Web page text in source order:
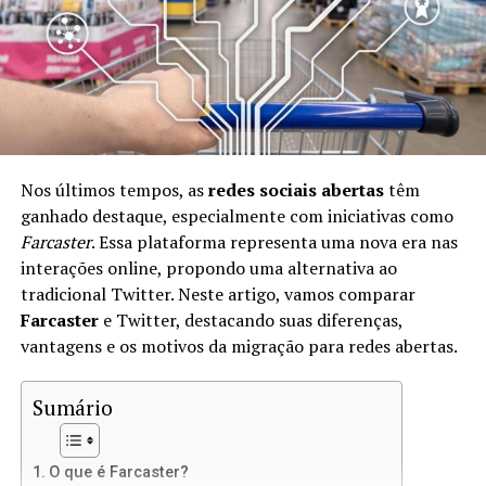
Com o Lens Protocol, você pode manter o controle
total sobre suas informações e interações. Isso significa
que você é o único proprietário de sua identidade digital
e pode usá-la em diferentes plataformas sem perder
dados ou seguidores.
Benefícios de Usar o Lens Protocol
Existem muitos benefícios em adotar o Lens Protocol,
incluindo:
Controle de Dados:
Você mantém seus dados
pessoais e históricos de interações.
diversas plataformas que suportam o Lens
Protocol.
Monetização:Crie conteúdo e receba
Nos últimos tempos, asredes sociais abertastêm
ganhado destaque, especialmente com iniciativas como
Farcaster. Essa plataforma representa uma nova era nas
interações online, propondo uma alternativa ao
tradicional Twitter. Neste artigo, vamos comparar
Farcastere Twitter, destacando suas diferenças,
vantagens e os motivos da migração para redes abertas.
Sumário
O que é Farcaster?